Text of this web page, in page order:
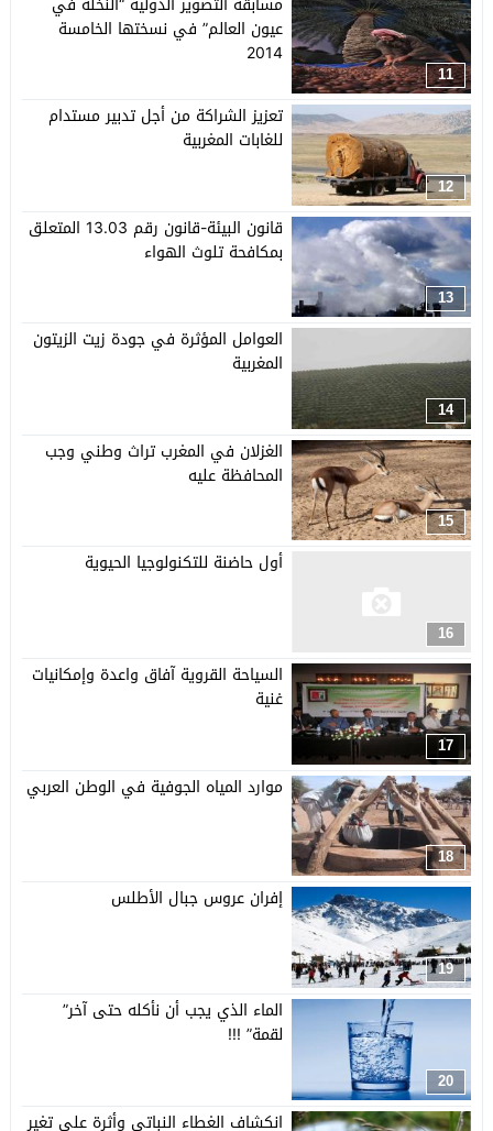
11
عيون العالم” في نسختها الخامسة
2014
12
تعزيز الشراكة من أجل تدبير مستدام
للغابات المغربية
13
قانون البيئة-قانون رقم 13.03 المتعلق
بمكافحة تلوث الهواء
14
العوامل المؤثرة في جودة زيت الزيتون
المغربية
15
الغزلان في المغرب تراث وطني وجب
المحافظة عليه
16
أول حاضنة للتكنولوجيا الحيوية
17
السياحة القروية آفاق واعدة وإمكانيات
غنية
18
موارد المياه الجوفية في الوطن العربي
19
إفران عروس جبال الأطلس
20
الماء الذي يجب أن نأكله حتى آخر”
لقمة” !!!
انكشاف الغطاء النباتي وأثرة على تغير